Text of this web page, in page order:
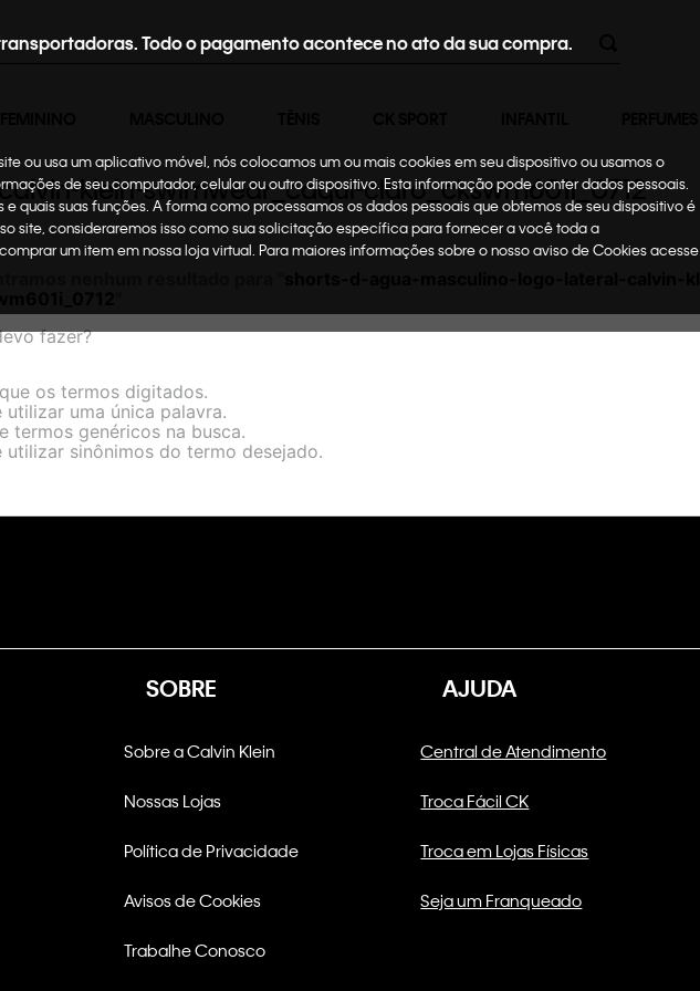
Todo o pagamento acontece no ato da sua compra.
ou usa um aplicativo móvel, nós colocamos um ou mais cookies em seu dispositivo ou usamos o
de seu computador, celular ou outro dispositivo. Esta informação pode conter dados pessoais.
quais suas funções. A forma como processamos os dados pessoais que obtemos de seu dispositivo é
site, consideraremos isso como sua solicitação específica para fornecer a você toda a
um item em nossa loja virtual. Para maiores informações sobre o nosso aviso de Cookies acesse
klein-swimwear_caqui-claro_ckswm601i_0712
fazer?
os termos digitados.
utilizar uma única palavra.
termos genéricos na busca.
utilizar sinônimos do termo desejado.
SOBRE
Sobre a Calvin Klein
Nossas Lojas
Política de Privacidade
Avisos de Cookies
Trabalhe Conosco
AJUDA
Central de Atendimento
Troca Fácil CK
Troca em Lojas Físicas
Seja um Franqueado